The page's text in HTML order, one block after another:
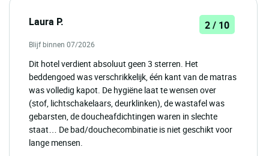
Laura P. 2 / 10
Blijf binnen 07/2026
Dit hotel verdient absoluut geen 3 sterren. Het
beddengoed was verschrikkelijk, één kant van de matras
was volledig kapot. De hygiëne laat te wensen over
(stof, lichtschakelaars, deurklinken), de wastafel was
gebarsten, de doucheafdichtingen waren in slechte
staat… De bad/douchecombinatie is niet geschikt voor
lange mensen.